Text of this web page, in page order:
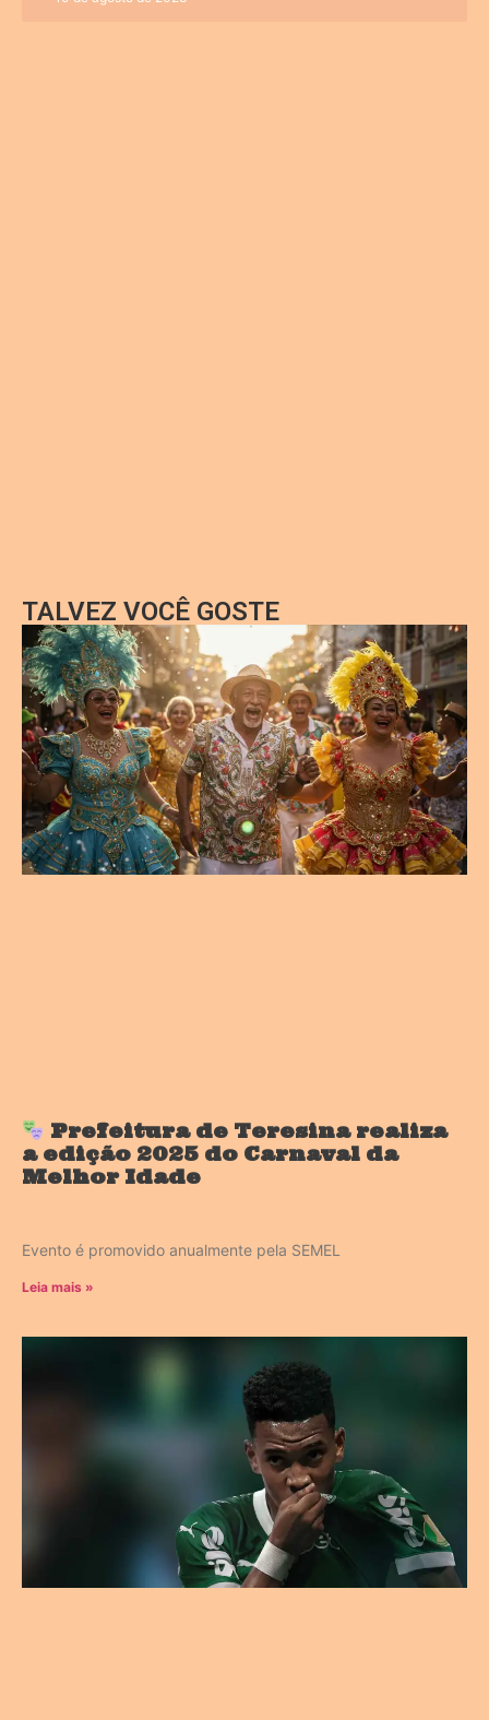
TALVEZ VOCÊ GOSTE
Prefeitura de Teresina realiza
a edição 2025 do Carnaval da
Melhor Idade
Evento é promovido anualmente pela SEMEL
Leia mais »